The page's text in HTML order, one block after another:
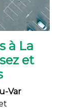
à La
et
Var